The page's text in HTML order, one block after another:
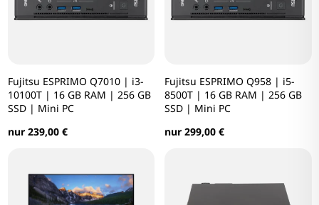
Fujitsu ESPRIMO Q7010 | i3-
10100T | 16 GB RAM | 256 GB
SSD | Mini PC
nur 239,00 €
Fujitsu ESPRIMO Q958 | i5-
8500T | 16 GB RAM | 256 GB
SSD | Mini PC
nur 299,00 €